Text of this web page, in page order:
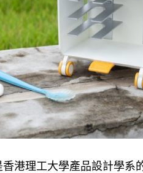
港理工大學產品設計學系